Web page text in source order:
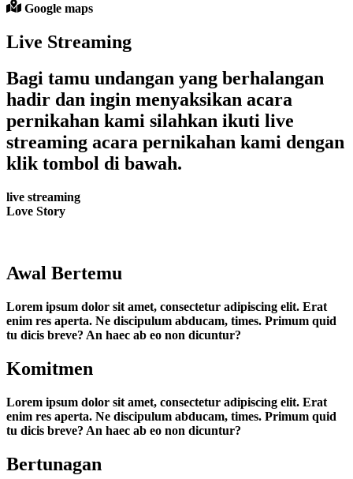
Google maps
Live Streaming
Bagi tamu undangan yang berhalangan
hadir dan ingin menyaksikan acara
pernikahan kami silahkan ikuti live
streaming acara pernikahan kami dengan
klik tombol di bawah.
live streaming
Love Story
Awal Bertemu
Lorem ipsum dolor sit amet, consectetur adipiscing elit. Erat
enim res aperta. Ne discipulum abducam, times. Primum quid
tu dicis breve? An haec ab eo non dicuntur?
Komitmen
Lorem ipsum dolor sit amet, consectetur adipiscing elit. Erat
enim res aperta. Ne discipulum abducam, times. Primum quid
tu dicis breve? An haec ab eo non dicuntur?
Bertunagan